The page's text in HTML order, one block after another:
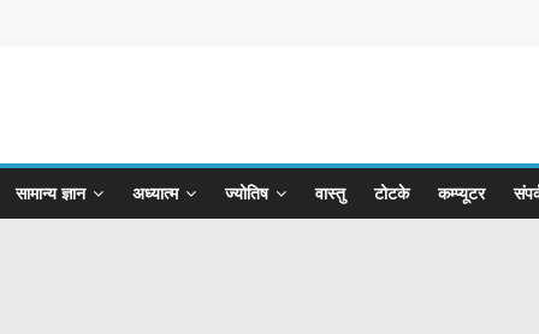
सामान्य ज्ञान अध्यात्म ज्योतिष वास्तु टोटके कम्प्यूटर